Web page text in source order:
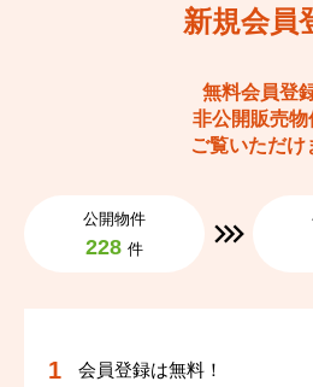
新規会員
無料会員登
非公開販売物
ご覧いただけ
公開物件
228 件
会員登録は無料！